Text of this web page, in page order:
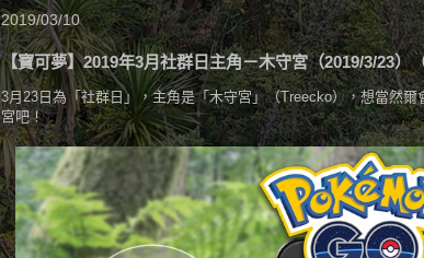
2019/03/10
【寶可夢】2019年3月社群日主角－木守宮（2019/3/23）
3月23日為「社群日」，主角是「木守宮」（Treecko），想當然
宮吧！